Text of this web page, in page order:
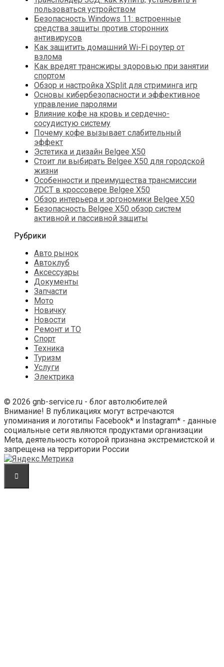
пользоваться устройством
Безопасность Windows 11: встроенные
средства защиты против сторонних
антивирусов
Как защитить домашний Wi-Fi роутер от
взлома
Как вредят трансжиры здоровью при занятии
спортом
Обзор и настройка XSplit для стриминга игр
Основы кибербезопасности и эффективное
управление паролями
Влияние кофе на кровь и сердечно-
сосудистую систему
Почему кофе вызывает слабительный
эффект
Эстетика и дизайн Belgee X50
Стоит ли выбирать Belgee X50 для городской
жизни
Особенности и преимущества трансмиссии
7DCT в кроссовере Belgee X50
Обзор интерьера и эргономики Belgee X50
Безопасность Belgee X50 обзор систем
активной и пассивной защиты
Рубрики
Авто рынок
Автоклуб
Аксессуары
Документы
Запчасти
Мото
Новичку
Новости
Ремонт и ТО
Спорт
Техника
Туризм
Услуги
Электрика
© 2026 gnb-service.ru - блог автолюбителей
Внимание! В публикациях могут встречаются
упоминания и логотипы Facebook* и Instagram* - данные
социальные сети являются продуктами организации
Meta, деятельность которой признана экстремистской и
запрещена на территории России